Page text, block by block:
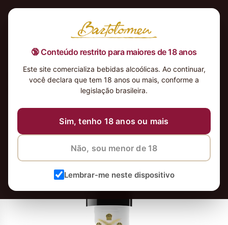
🔞 Conteúdo restrito para maiores de 18 anos
Este site comercializa bebidas alcoólicas. Ao continuar,
você declara que tem 18 anos ou mais, conforme a
legislação brasileira.
Sim, tenho 18 anos ou mais
Não, sou menor de 18
Lembrar-me neste dispositivo
Vinho-Espanhol-Torres-Coronas-
Tempranillo-2020-2_4x
12 de maio de 2026